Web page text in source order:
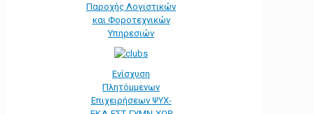
Παροχής Λογιστικών
και Φοροτεχνικών
Υπηρεσιών
Ενίσχυση
Πλητόμμενων
Επιχειρήσεων ΨΥΧ-